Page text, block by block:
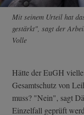
Mit seinem Urteil hat
gestärkt", sagt der
Volle
Hätte der EuGH
Gesamtschutz von
muss? "Nein", sagt
Einzelfall geprüft